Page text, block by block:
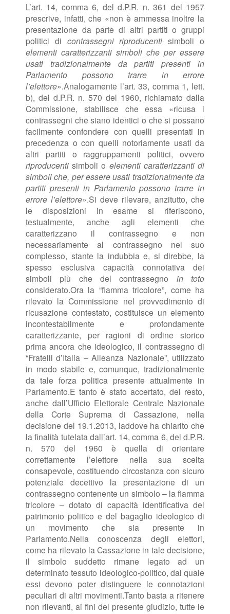
L’art. 14, comma 6, del d.P.R. n. 361 del 1957
prescrive, infatti, che «non è ammessa inoltre la
presentazione da parte di altri partiti o gruppi
politici di contrassegni riproducentisimboli o
elementi caratterizzanti simboli che per essere
usati tradizionalmente da partiti presenti in
Parlamento possono trarre in errore
l’elettore».Analogamente l’art. 33, comma 1, lett.
b), del d.P.R. n. 570 del 1960, richiamato dalla
Commissione, stabilisce che essa «ricusa i
contrassegni che siano identici o che si possano
facilmente confondere con quelli presentati in
precedenza o con quelli notoriamente usati da
altri partiti o raggruppamenti politici, ovvero
riproducentisimboli o elementi caratterizzanti di
simboli che, per essere usati tradizionalmente da
partiti presenti in Parlamento possono trarre in
errore l’elettore».Si deve rilevare, anzitutto, che
le disposizioni in esame si riferiscono,
testualmente, anche agli elementi che
caratterizzano il contrassegno e non
necessariamente al contrassegno nel suo
complesso, stante la indubbia e, si direbbe, la
spesso esclusiva capacità connotativa dei
simboli più che del contrassegno in toto
considerato.Ora la “fiamma tricolore”, come ha
rilevato la Commissione nel provvedimento di
ricusazione contestato, costituisce un elemento
incontestabilmente e profondamente
caratterizzante, per ragioni di ordine storico
prima ancora che ideologico, il contrassegno di
“Fratelli d’Italia – Alleanza Nazionale”, utilizzato
in modo stabile e, comunque, tradizionalmente
da tale forza politica presente attualmente in
Parlamento.E tanto è stato accertato, del resto,
anche dall’Ufficio Elettorale Centrale Nazionale
della Corte Suprema di Cassazione, nella
decisione del 19.1.2013, laddove ha chiarito che
la finalità tutelata dall’art. 14, comma 6, del d.P.R.
n. 570 del 1960 è quella di orientare
correttamente l’elettore nella sua scelta
consapevole, costituendo circostanza con sicuro
potenziale decettivo la presentazione di un
contrassegno contenente un simbolo – la fiamma
tricolore – dotato di capacità identificativa del
patrimonio politico e del bagaglio ideologico di
un movimento che sia presente in
Parlamento.Nella conoscenza degli elettori,
come ha rilevato la Cassazione in tale decisione,
il simbolo suddetto rimane legato ad un
determinato tessuto ideologico-politico, dal quale
essi devono poter distinguere le connotazioni
peculiari di altri movimenti.Tanto basta a ritenere
non rilevanti, ai fini del presente giudizio, tutte le